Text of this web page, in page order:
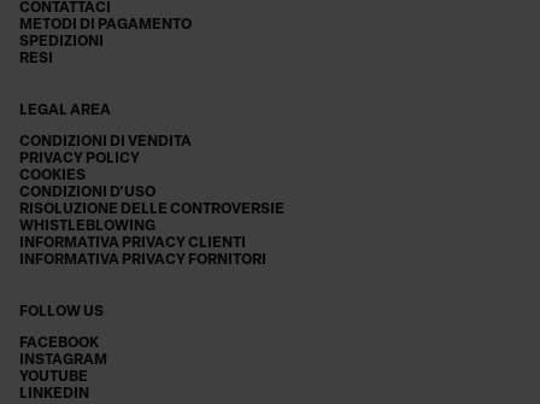
CONTATTACI
METODI DI PAGAMENTO
SPEDIZIONI
RESI
LEGAL AREA
CONDIZIONI DI VENDITA
PRIVACY POLICY
COOKIES
CONDIZIONI D'USO
RISOLUZIONE DELLE CONTROVERSIE
WHISTLEBLOWING
INFORMATIVA PRIVACY CLIENTI
INFORMATIVA PRIVACY FORNITORI
FOLLOW US
FACEBOOK
INSTAGRAM
YOUTUBE
LINKEDIN